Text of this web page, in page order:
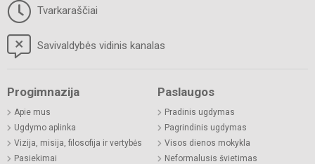
Tvarkaraščiai
Savivaldybės vidinis kanalas
Progimnazija
Apie mus
Ugdymo aplinka
Vizija, misija, filosofija ir vertybės
Pasiekimai
Paslaugos
Pradinis ugdymas
Pagrindinis ugdymas
Visos dienos mokykla
Neformalusis švietimas